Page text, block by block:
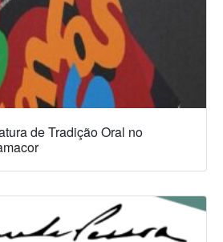
de Tradição Oral no